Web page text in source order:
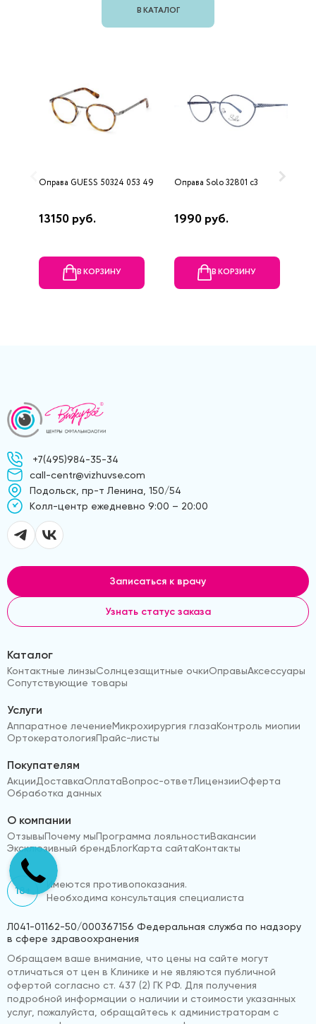
В КАТАЛОГ
Оправа GUESS 50324 053 49
13150 руб.
В КОРЗИНУ
Оправа Solo 32801 c3
1990 руб.
В КОРЗИНУ
+7(495)984-35-34
call-centr@vizhuvse.com
Подольск, пр-т Ленина, 150/54
Kолл-центр ежедневно 9:00 – 20:00
Записаться к врачу
Узнать статус заказа
Каталог
Контактные линзыСолнцезащитные очкиОправыАксессуары
Сопутствующие товары
Услуги
Аппаратное лечениеМикрохирургия глазаКонтроль миопии
ОртокератологияПрайс-листы
Покупателям
АкцииДоставкаОплатаВопрос-ответЛицензииОферта
Обработка данных
О компании
ОтзывыПочему мыПрограмма лояльностиВакансии
Эксклюзивный брендБлогКарта сайтаКонтакты
18+
Имеются противопоказания.
Необходима консультация специалиста
Л041-01162-50/000367156 Федеральная служба по надзору
в сфере здравоохранения
Обращаем ваше внимание, что цены на сайте могут
отличаться от цен в Клинике и не являются публичной
офертой согласно ст. 437 (2) ГК РФ. Для получения
подробной информации о наличии и стоимости указанных
услуг, пожалуйста, обращайтесь к администраторам с